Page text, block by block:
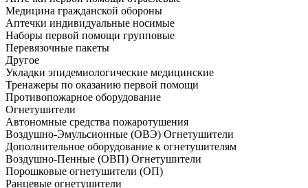
Медицина гражданской обороны
Аптечки индивидуальные носимые
Наборы первой помощи групповые
Перевязочные пакеты
Другое
Укладки эпидемиологические медицинские
Тренажеры по оказанию первой помощи
Противопожарное оборудование
Огнетушители
Автономные средства пожаротушения
Воздушно-Эмульсионные (ОВЭ) Огнетушители
Дополнительное оборудование к огнетушителям
Воздушно-Пенные (ОВП) Огнетушители
Порошковые огнетушители (ОП)
Ранцевые огнетушители